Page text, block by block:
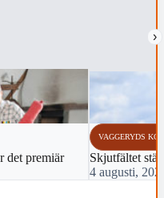
›
det premiär
VAGGERYDS
Skjutfältet
4 augusti,